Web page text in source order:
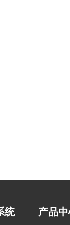
统 产品